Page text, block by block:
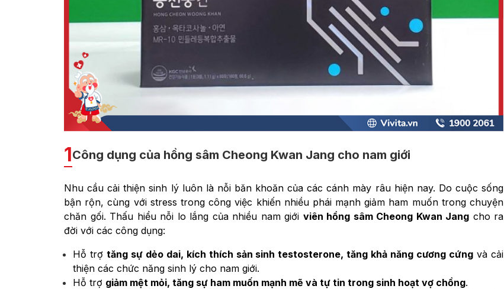
1Công dụng của hồng sâm Cheong Kwan Jang cho nam giới
Nhu cầu cải thiện sinh lý luôn là nỗi băn khoăn của các cánh mày râu hiện nay. Do cuộc sống
bận rộn, cùng với stress trong công việc khiến nhiều phái mạnh giảm ham muốn trong chuyện
chăn gối. Thấu hiểu nỗi lo lắng của nhiều nam giới viên hồng sâm Cheong Kwan Jang cho ra
đời với các công dụng:
Hỗ trợ tăng sự dẻo dai, kích thích sản sinh testosterone, tăng khả năng cương cứng và cải
thiện các chức năng sinh lý cho nam giới.
Hỗ trợ giảm mệt mỏi, tăng sự ham muốn mạnh mẽ và tự tin trong sinh hoạt vợ chồng.